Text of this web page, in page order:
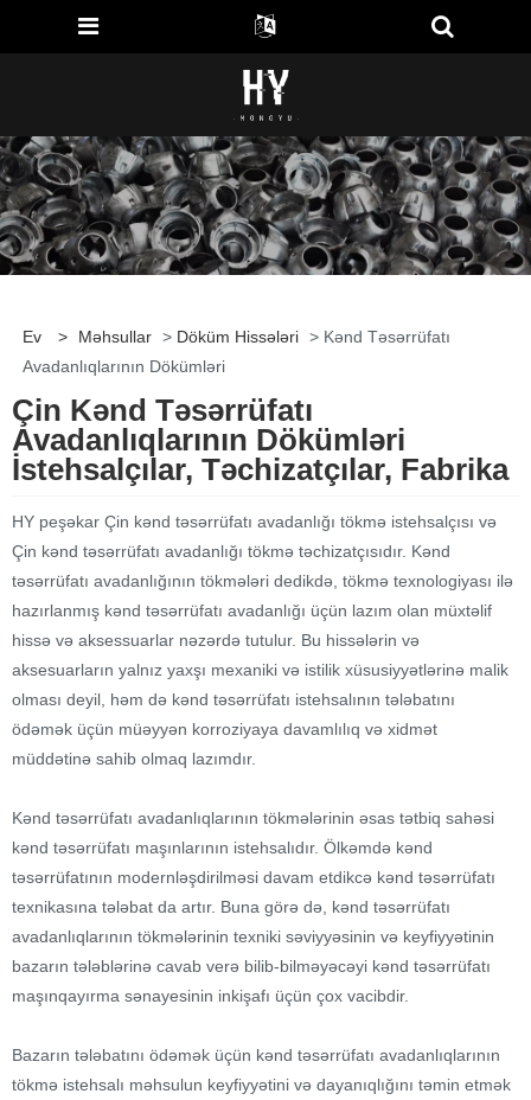
Ev > Məhsullar > Döküm Hissələri > Kənd Təsərrüfatı
Avadanlıqlarının Dökümləri
Çin Kənd Təsərrüfatı
Avadanlıqlarının Dökümləri
İstehsalçılar, Təchizatçılar, Fabrika
HY peşəkar Çin kənd təsərrüfatı avadanlığı tökmə istehsalçısı və
Çin kənd təsərrüfatı avadanlığı tökmə təchizatçısıdır. Kənd
təsərrüfatı avadanlığının tökmələri dedikdə, tökmə texnologiyası ilə
hazırlanmış kənd təsərrüfatı avadanlığı üçün lazım olan müxtəlif
hissə və aksessuarlar nəzərdə tutulur. Bu hissələrin və
aksesuarların yalnız yaxşı mexaniki və istilik xüsusiyyətlərinə malik
olması deyil, həm də kənd təsərrüfatı istehsalının tələbatını
ödəmək üçün müəyyən korroziyaya davamlılıq və xidmət
müddətinə sahib olmaq lazımdır.
Kənd təsərrüfatı avadanlıqlarının tökmələrinin əsas tətbiq sahəsi
kənd təsərrüfatı maşınlarının istehsalıdır. Ölkəmdə kənd
təsərrüfatının modernləşdirilməsi davam etdikcə kənd təsərrüfatı
texnikasına tələbat da artır. Buna görə də, kənd təsərrüfatı
avadanlıqlarının tökmələrinin texniki səviyyəsinin və keyfiyyətinin
bazarın tələblərinə cavab verə bilib-bilməyəcəyi kənd təsərrüfatı
maşınqayırma sənayesinin inkişafı üçün çox vacibdir.
Bazarın tələbatını ödəmək üçün kənd təsərrüfatı avadanlıqlarının
tökmə istehsalı məhsulun keyfiyyətini və dayanıqlığını təmin etmək